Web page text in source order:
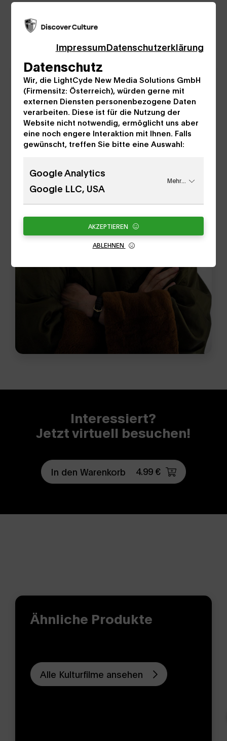
Foto credit: Portrait Rebecca Horn Rebecca-
Horn-Workshop © Gunter Lepkowski
Interessiert?
Jetzt virtuell besuchen!
In den Warenkorb 4.99 €
Ähnliche Produkte
Alle Kulturfilme ansehen
ImpressumDatenschutzerklärung
Datenschutz
Wir, die LightCyde New Media Solutions GmbH
(Firmensitz: Österreich), würden gerne mit
externen Diensten personenbezogene Daten
verarbeiten. Diese ist für die Nutzung der
Website nicht notwendig, ermöglicht uns aber
eine noch engere Interaktion mit Ihnen. Falls
gewünscht, treffen Sie bitte eine Auswahl:
Google Analytics
Google LLC, USA
Mehr...
ABLEHNEN
AKZEPTIEREN